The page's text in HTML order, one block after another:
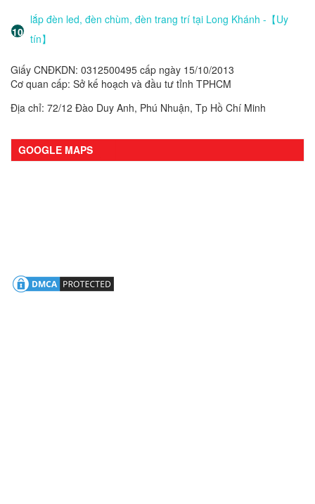
lắp đèn led, đèn chùm, đèn trang trí tại Long Khánh -【Uy
tín】
Giấy CNĐKDN: 0312500495 cấp ngày 15/10/2013
Cơ quan cấp: Sở kế hoạch và đầu tư tỉnh TPHCM
Địa chỉ: 72/12 Đào Duy Anh, Phú Nhuận, Tp Hồ Chí Minh
GOOGLE MAPS